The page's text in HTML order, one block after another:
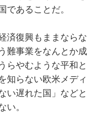
あることだ。
済復興もままならな
難事業をなんとか成
らやむような平和と
知らない欧米メディ
い遅れた国」などと
。